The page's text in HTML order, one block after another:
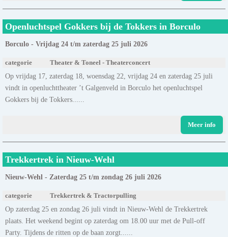
Openluchtspel Gokkers bij de Tokkers in Borculo
Borculo - Vrijdag 24 t/m zaterdag 25 juli 2026
categorie Theater & Toneel - Theaterconcert
Op vrijdag 17, zaterdag 18, woensdag 22, vrijdag 24 en zaterdag 25 juli
vindt in openluchttheater ’t Galgenveld in Borculo het openluchtspel
Gokkers bij de Tokkers......
Meer info
Trekkertrek in Nieuw-Wehl
Nieuw-Wehl - Zaterdag 25 t/m zondag 26 juli 2026
categorie Trekkertrek & Tractorpulling
Op zaterdag 25 en zondag 26 juli vindt in Nieuw-Wehl de Trekkertrek
plaats. Het weekend begint op zaterdag om 18.00 uur met de Pull-off
Party. Tijdens de ritten op de baan zorgt......